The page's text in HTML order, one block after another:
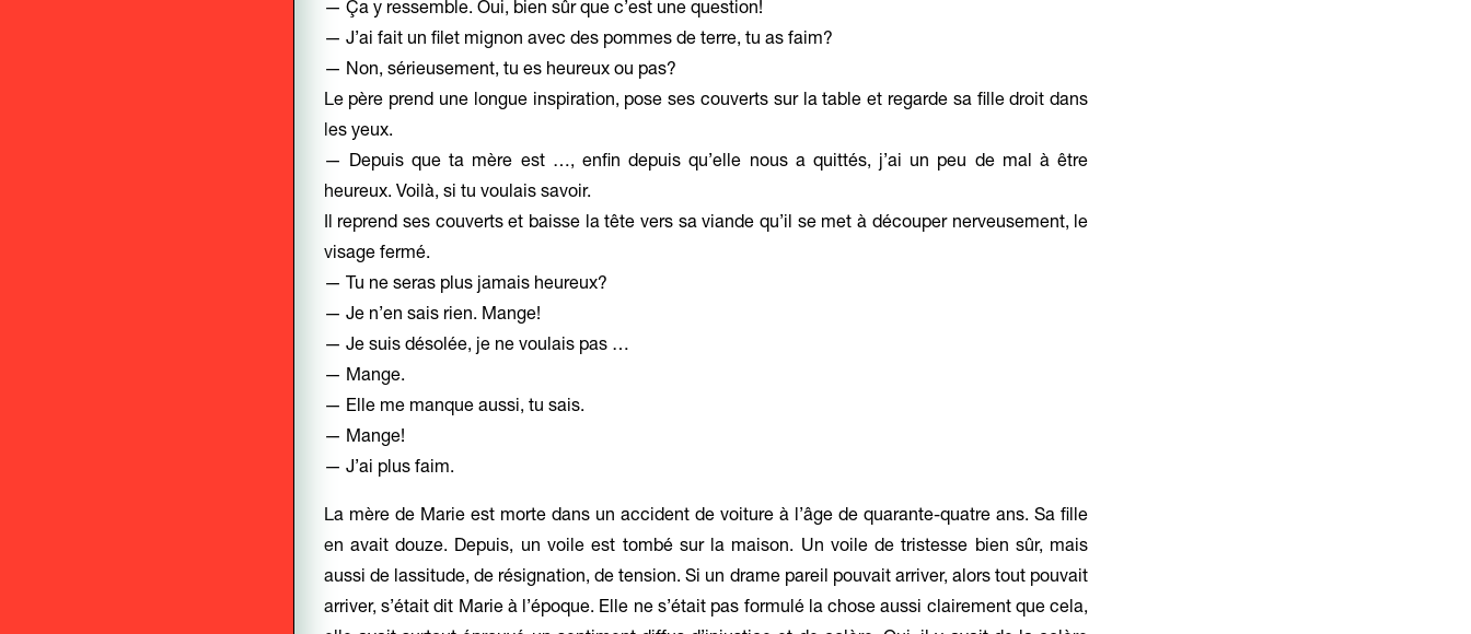
— Ça y ressemble. Oui, bien sûr que c’est une question!
— J’ai fait un filet mignon avec des pommes de terre, tu as faim?
— Non, sérieusement, tu es heureux ou pas?
Le père prend une longue inspiration, pose ses couverts sur la table et regarde sa fille droit dans
les yeux.
— Depuis que ta mère est …, enfin depuis qu’elle nous a quittés, j’ai un peu de mal à être
heureux. Voilà, si tu voulais savoir.
Il reprend ses couverts et baisse la tête vers sa viande qu’il se met à découper nerveusement, le
visage fermé.
— Tu ne seras plus jamais heureux?
— Je n’en sais rien. Mange!
— Je suis désolée, je ne voulais pas …
— Mange.
— Elle me manque aussi, tu sais.
— Mange!
— J’ai plus faim.
La mère de Marie est morte dans un accident de voiture à l’âge de quarante-quatre ans. Sa fille
en avait douze. Depuis, un voile est tombé sur la maison. Un voile de tristesse bien sûr, mais
aussi de lassitude, de résignation, de tension. Si un drame pareil pouvait arriver, alors tout pouvait
arriver, s’était dit Marie à l’époque. Elle ne s’était pas formulé la chose aussi clairement que cela,